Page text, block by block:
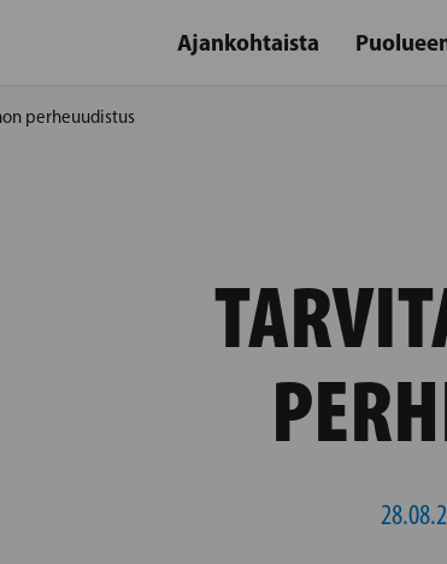
Ajankohtaista
perheuudistus